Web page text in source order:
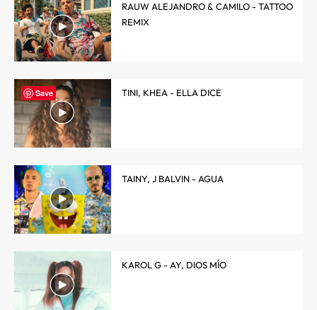
RAUW ALEJANDRO & CAMILO - TATTOO
REMIX
TINI, KHEA - ELLA DICE
TAINY, J BALVIN - AGUA
KAROL G - AY, DIOS MÍO
Save